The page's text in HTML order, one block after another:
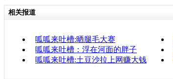
相关报道
呱呱来吐槽:晒腿毛大赛
呱呱来吐槽：浮在河面的胖子
呱呱来吐槽:土豆沙拉上网赚大钱